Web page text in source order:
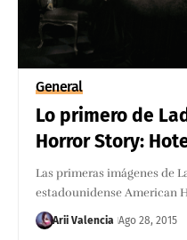
General
Lo primero de
Horror Story:
Las primeras imágenes de
estadounidense American
Arii Valencia Ago 28, 2015